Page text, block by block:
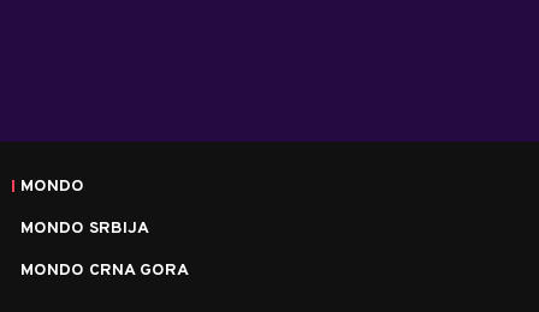
MONDO
MONDO SRBIJA
MONDO CRNA GORA